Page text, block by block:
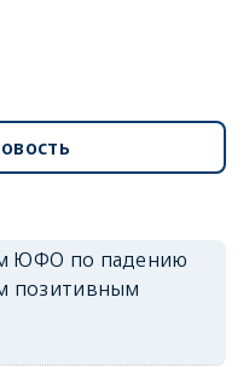
ЮФО по падению
позитивным